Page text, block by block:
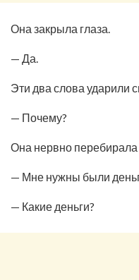
Она закрыла глаза.
— Да.
Эти два слова ударили
— Почему?
Она нервно перебирала
— Мне нужны были
— Какие деньги?